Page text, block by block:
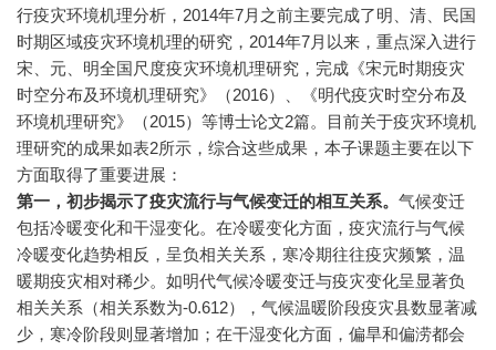
行疫灾环境机理分析，2014年7月之前主要完成了明、清、民国
时期区域疫灾环境机理的研究，2014年7月以来，重点深入进行
宋、元、明全国尺度疫灾环境机理研究，完成《宋元时期疫灾
时空分布及环境机理研究》（2016）、《明代疫灾时空分布及
环境机理研究》（2015）等博士论文2篇。目前关于疫灾环境机
理研究的成果如表2所示，综合这些成果，本子课题主要在以下
方面取得了重要进展：
第一，初步揭示了疫灾流行与气候变迁的相互关系。 气候变迁
包括冷暖变化和干湿变化。在冷暖变化方面，疫灾流行与气候
冷暖变化趋势相反，呈负相关关系，寒冷期往往疫灾频繁，温
暖期疫灾相对稀少。如明代气候冷暖变迁与疫灾变化呈显著负
相关关系（相关系数为-0.612），气候温暖阶段疫灾县数显著减
少，寒冷阶段则显著增加；在干湿变化方面，偏旱和偏涝都会